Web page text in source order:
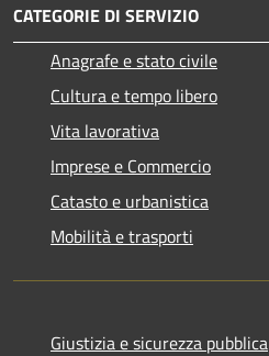
CATEGORIE DI SERVIZIO
Anagrafe e stato civile
Cultura e tempo libero
Vita lavorativa
Imprese e Commercio
Catasto e urbanistica
Mobilità e trasporti
Giustizia e sicurezza pubblica